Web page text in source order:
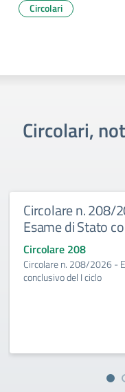
Circolari
Circolari,
Circolare n. 208/
Esame di Stato
Circolare 208
Circolare n. 208/2026 -
conclusivo del I ciclo